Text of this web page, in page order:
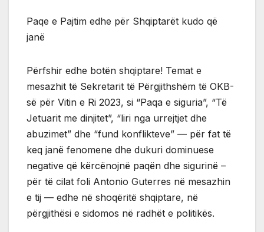
Paqe e Pajtim edhe për Shqiptarët kudo që
janë
Përfshir edhe botën shqiptare! Temat e
mesazhit të Sekretarit të Përgjithshëm të OKB-
së për Vitin e Ri 2023, si “Paqa e siguria”, “Të
Jetuarit me dinjitet”, “liri nga urrejtjet dhe
abuzimet” dhe “fund konflikteve” — për fat të
keq janë fenomene dhe dukuri dominuese
negative që kërcënojnë paqën dhe sigurinë –
për të cilat foli Antonio Guterres në mesazhin
e tij — edhe në shoqëritë shqiptare, në
përgjithësi e sidomos në radhët e politikës.